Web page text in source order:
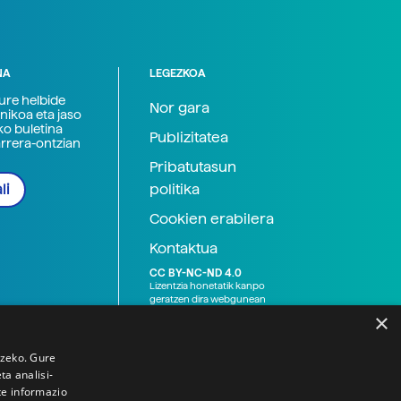
helbide
eta jaso
buletina
ontzian
LEGEZKOA
Nor gara
Publizitatea
Pribatutasun
politika
Cookien erabilera
Kontaktua
CC BY-NC-ND 4.0
Lizentzia honetatik kanpo
geratzen dira webgunean
×
Gure
analisi-
informazio